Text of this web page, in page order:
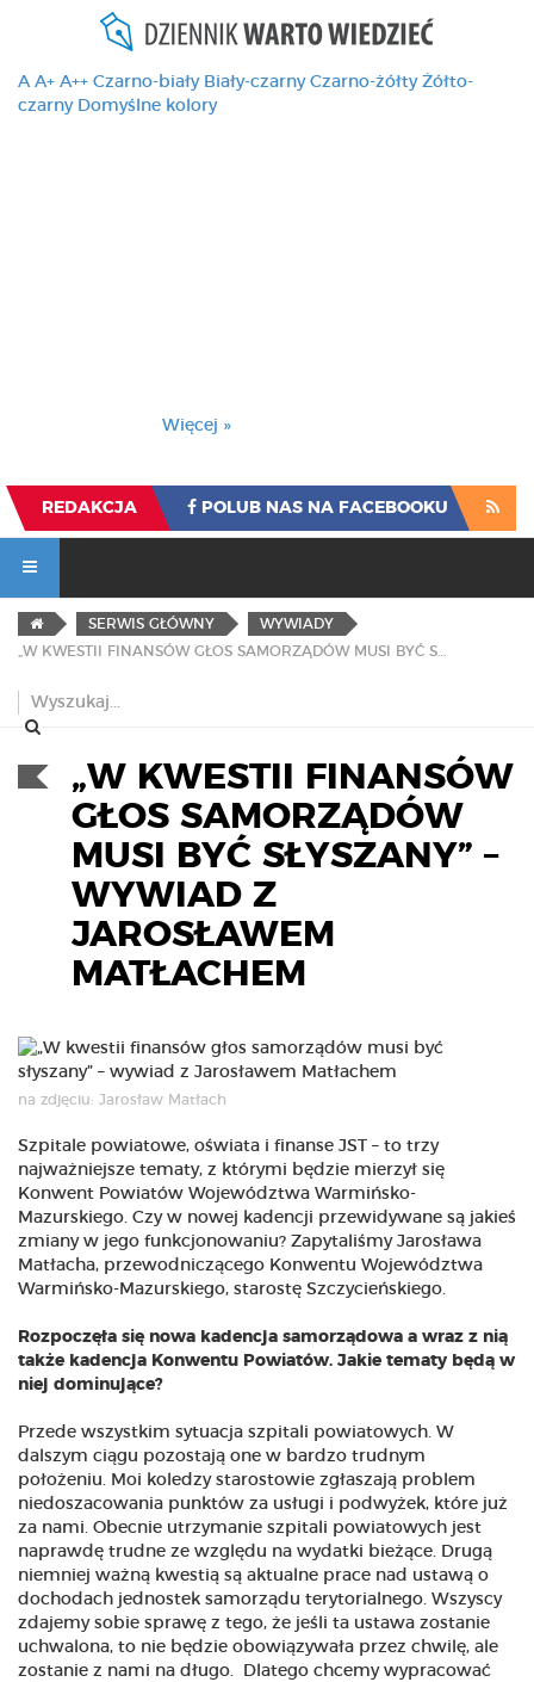
A A+ A++ Czarno-biały Biały-czarny Czarno-żółty Żółto-
czarny Domyślne kolory
Więcej »
REDAKCJA POLUB NAS NA FACEBOOKU
SERWIS GŁÓWNY
WYWIADY
„W KWESTII FINANSÓW
GŁOS SAMORZĄDÓW
MUSI BYĆ SŁYSZANY” –
WYWIAD Z
JAROSŁAWEM
MATŁACHEM
na zdjęciu: Jarosław Matłach
Szpitale powiatowe, oświata i finanse JST – to trzy
najważniejsze tematy, z którymi będzie mierzył się
Konwent Powiatów Województwa Warmińsko-
Mazurskiego. Czy w nowej kadencji przewidywane są jakieś
zmiany w jego funkcjonowaniu? Zapytaliśmy Jarosława
Matłacha, przewodniczącego Konwentu Województwa
Warmińsko-Mazurskiego, starostę Szczycieńskiego.
Rozpoczęła się nowa kadencja samorządowa a wraz z nią
także kadencja Konwentu Powiatów. Jakie tematy będą w
niej dominujące?
Przede wszystkim sytuacja szpitali powiatowych. W
dalszym ciągu pozostają one w bardzo trudnym
położeniu. Moi koledzy starostowie zgłaszają problem
niedoszacowania punktów za usługi i podwyżek, które już
za nami. Obecnie utrzymanie szpitali powiatowych jest
naprawdę trudne ze względu na wydatki bieżące. Drugą
niemniej ważną kwestią są aktualne prace nad ustawą o
dochodach jednostek samorządu terytorialnego. Wszyscy
zdajemy sobie sprawę z tego, że jeśli ta ustawa zostanie
uchwalona, to nie będzie obowiązywała przez chwilę, ale
zostanie z nami na długo. Dlatego chcemy wypracować